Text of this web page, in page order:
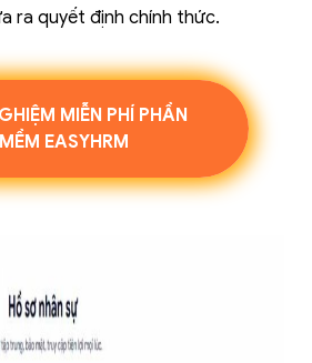
ra quyết định chính thức.
MIỄN PHÍ PHẦN
MỀM EASYHRM